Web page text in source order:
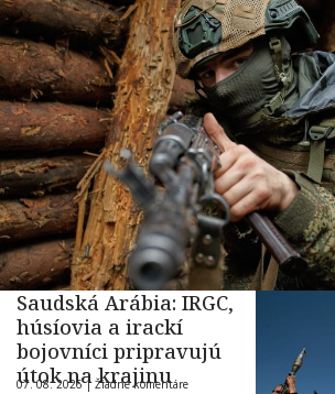
Saudská Arábia: IRGC,
húsíovia a irackí
bojovníci pripravujú
útok na krajinu
07. 08. 2026 |Žiadne komentáre